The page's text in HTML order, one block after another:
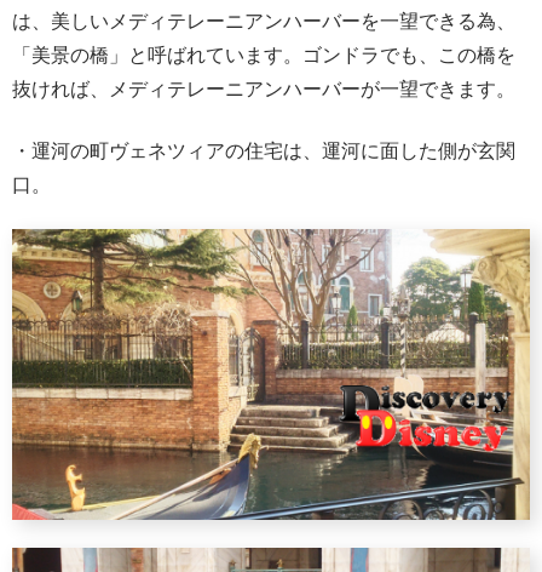
は、美しいメディテレーニアンハーバーを一望できる為、
「美景の橋」と呼ばれています。ゴンドラでも、この橋を
抜ければ、メディテレーニアンハーバーが一望できます。
・運河の町ヴェネツィアの住宅は、運河に面した側が玄関
口。